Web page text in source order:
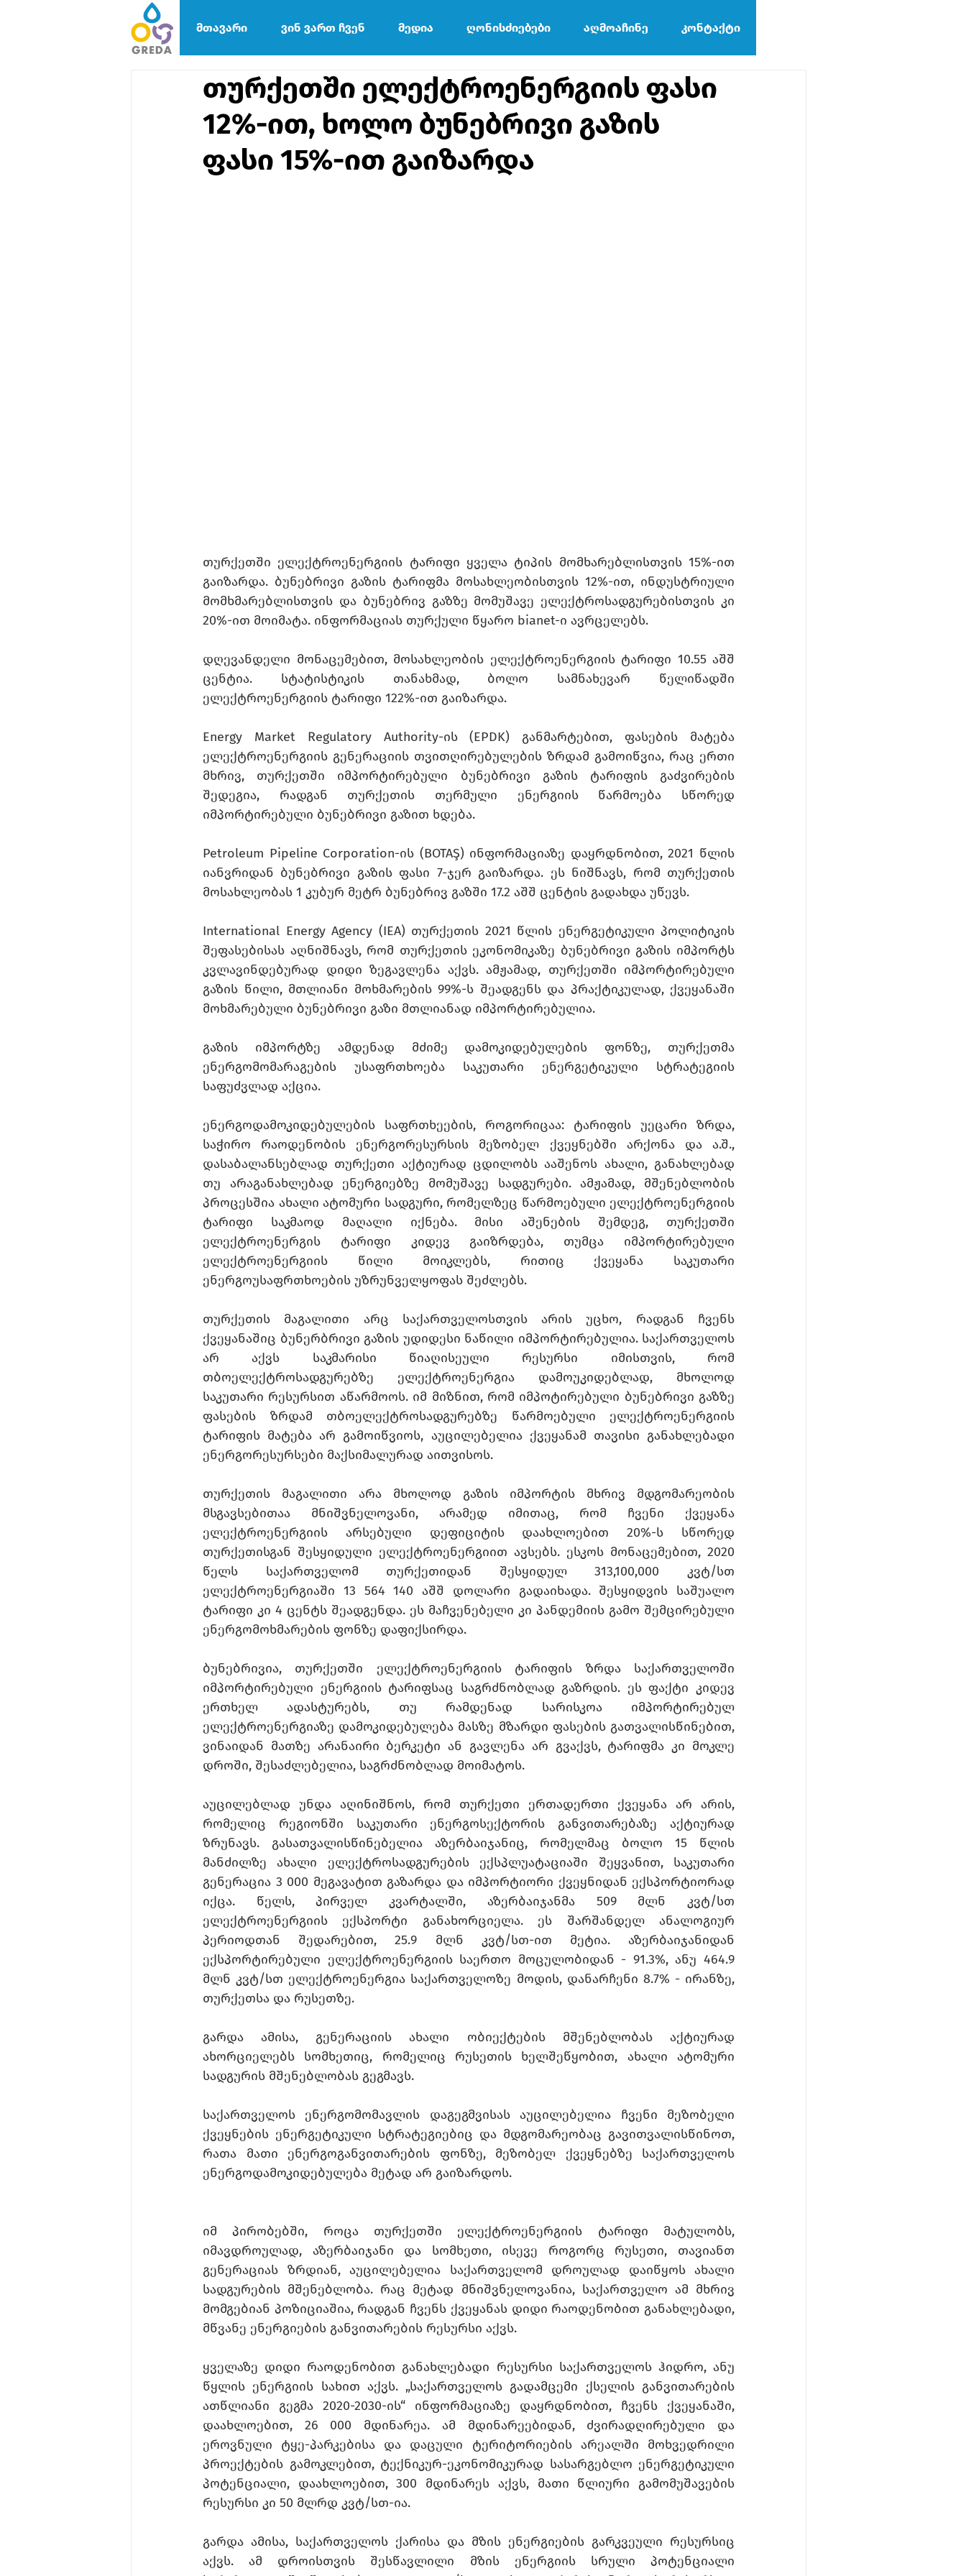
მთავარი ვინ ვართ ჩვენ მედია ღონისძიებები აღმოაჩინე კონტაქტი
თურქეთში ელექტროენერგიის ფასი
12%-ით, ხოლო ბუნებრივი გაზის
ფასი 15%-ით გაიზარდა
თურქეთში ელექტროენერგიის ტარიფი ყველა ტიპის მომხარებლისთვის 15%-ით
გაიზარდა. ბუნებრივი გაზის ტარიფმა მოსახლეობისთვის 12%-ით, ინდუსტრიული
მომხმარებლისთვის და ბუნებრივ გაზზე მომუშავე ელექტროსადგურებისთვის კი
20%-ით მოიმატა. ინფორმაციას თურქული წყარო bianet-ი ავრცელებს.
დღევანდელი მონაცემებით, მოსახლეობის ელექტროენერგიის ტარიფი 10.55 აშშ
ცენტია. სტატისტიკის თანახმად, ბოლო სამნახევარ წელიწადში
ელექტროენერგიის ტარიფი 122%-ით გაიზარდა.
Energy Market Regulatory Authority-ის (EPDK) განმარტებით, ფასების მატება
ელექტროენერგიის გენერაციის თვითღირებულების ზრდამ გამოიწვია, რაც ერთი
მხრივ, თურქეთში იმპორტირებული ბუნებრივი გაზის ტარიფის გაძვირების
შედეგია, რადგან თურქეთის თერმული ენერგიის წარმოება სწორედ
იმპორტირებული ბუნებრივი გაზით ხდება.
Petroleum Pipeline Corporation-ის (BOTAŞ) ინფორმაციაზე დაყრდნობით, 2021 წლის
იანვრიდან ბუნებრივი გაზის ფასი 7-ჯერ გაიზარდა. ეს ნიშნავს, რომ თურქეთის
მოსახლეობას 1 კუბურ მეტრ ბუნებრივ გაზში 17.2 აშშ ცენტის გადახდა უწევს.
International Energy Agency (IEA) თურქეთის 2021 წლის ენერგეტიკული პოლიტიკის
შეფასებისას აღნიშნავს, რომ თურქეთის ეკონომიკაზე ბუნებრივი გაზის იმპორტს
კვლავინდებურად დიდი ზეგავლენა აქვს. ამჟამად, თურქეთში იმპორტირებული
გაზის წილი, მთლიანი მოხმარების 99%-ს შეადგენს და პრაქტიკულად, ქვეყანაში
მოხმარებული ბუნებრივი გაზი მთლიანად იმპორტირებულია.
გაზის იმპორტზე ამდენად მძიმე დამოკიდებულების ფონზე, თურქეთმა
ენერგომომარაგების უსაფრთხოება საკუთარი ენერგეტიკული სტრატეგიის
საფუძვლად აქცია.
ენერგოდამოკიდებულების საფრთხეების, როგორიცაა: ტარიფის უეცარი ზრდა,
საჭირო რაოდენობის ენერგორესურსის მეზობელ ქვეყნებში არქონა და ა.შ.,
დასაბალანსებლად თურქეთი აქტიურად ცდილობს ააშენოს ახალი, განახლებად
თუ არაგანახლებად ენერგიებზე მომუშავე სადგურები. ამჟამად, მშენებლობის
პროცესშია ახალი ატომური სადგური, რომელზეც წარმოებული ელექტროენერგიის
ტარიფი საკმაოდ მაღალი იქნება. მისი აშენების შემდეგ, თურქეთში
ელექტროენერგის ტარიფი კიდევ გაიზრდება, თუმცა იმპორტირებული
ელექტროენერგიის წილი მოიკლებს, რითიც ქვეყანა საკუთარი
ენერგოუსაფრთხოების უზრუნველყოფას შეძლებს.
თურქეთის მაგალითი არც საქართველოსთვის არის უცხო, რადგან ჩვენს
ქვეყანაშიც ბუნერბრივი გაზის უდიდესი ნაწილი იმპორტირებულია. საქართველოს
არ აქვს საკმარისი წიაღისეული რესურსი იმისთვის, რომ
თბოელექტროსადგურებზე ელექტროენერგია დამოუკიდებლად, მხოლოდ
საკუთარი რესურსით აწარმოოს. იმ მიზნით, რომ იმპოტირებული ბუნებრივი გაზზე
ფასების ზრდამ თბოელექტროსადგურებზე წარმოებული ელექტროენერგიის
ტარიფის მატება არ გამოიწვიოს, აუცილებელია ქვეყანამ თავისი განახლებადი
ენერგორესურსები მაქსიმალურად აითვისოს.
თურქეთის მაგალითი არა მხოლოდ გაზის იმპორტის მხრივ მდგომარეობის
მსგავსებითაა მნიშვნელოვანი, არამედ იმითაც, რომ ჩვენი ქვეყანა
ელექტროენერგიის არსებული დეფიციტის დაახლოებით 20%-ს სწორედ
თურქეთისგან შესყიდული ელექტროენერგიით ავსებს. ესკოს მონაცემებით, 2020
წელს საქართველომ თურქეთიდან შესყიდულ 313,100,000 კვტ/სთ
ელექტროენერგიაში 13 564 140 აშშ დოლარი გადაიხადა. შესყიდვის საშუალო
ტარიფი კი 4 ცენტს შეადგენდა. ეს მაჩვენებელი კი პანდემიის გამო შემცირებული
ენერგომოხმარების ფონზე დაფიქსირდა.
ბუნებრივია, თურქეთში ელექტროენერგიის ტარიფის ზრდა საქართველოში
იმპორტირებული ენერგიის ტარიფსაც საგრძნობლად გაზრდის. ეს ფაქტი კიდევ
ერთხელ ადასტურებს, თუ რამდენად სარისკოა იმპორტირებულ
ელექტროენერგიაზე დამოკიდებულება მასზე მზარდი ფასების გათვალისწინებით,
ვინაიდან მათზე არანაირი ბერკეტი ან გავლენა არ გვაქვს, ტარიფმა კი მოკლე
დროში, შესაძლებელია, საგრძნობლად მოიმატოს.
აუცილებლად უნდა აღინიშნოს, რომ თურქეთი ერთადერთი ქვეყანა არ არის,
რომელიც რეგიონში საკუთარი ენერგოსექტორის განვითარებაზე აქტიურად
ზრუნავს. გასათვალისწინებელია აზერბაიჯანიც, რომელმაც ბოლო 15 წლის
მანძილზე ახალი ელექტროსადგურების ექსპლუატაციაში შეყვანით, საკუთარი
გენერაცია 3 000 მეგავატით გაზარდა და იმპორტიორი ქვეყნიდან ექსპორტიორად
იქცა. წელს, პირველ კვარტალში, აზერბაიჯანმა 509 მლნ კვტ/სთ
ელექტროენერგიის ექსპორტი განახორციელა. ეს შარშანდელ ანალოგიურ
პერიოდთან შედარებით, 25.9 მლნ კვტ/სთ-ით მეტია. აზერბაიჯანიდან
ექსპორტირებული ელექტროენერგიის საერთო მოცულობიდან - 91.3%, ანუ 464.9
მლნ კვტ/სთ ელექტროენერგია საქართველოზე მოდის, დანარჩენი 8.7% - ირანზე,
თურქეთსა და რუსეთზე.
გარდა ამისა, გენერაციის ახალი ობიექტების მშენებლობას აქტიურად
ახორციელებს სომხეთიც, რომელიც რუსეთის ხელშეწყობით, ახალი ატომური
სადგურის მშენებლობას გეგმავს.
საქართველოს ენერგომომავლის დაგეგმვისას აუცილებელია ჩვენი მეზობელი
ქვეყნების ენერგეტიკული სტრატეგიებიც და მდგომარეობაც გავითვალისწინოთ,
რათა მათი ენერგოგანვითარების ფონზე, მეზობელ ქვეყნებზე საქართველოს
ენერგოდამოკიდებულება მეტად არ გაიზარდოს.
იმ პირობებში, როცა თურქეთში ელექტროენერგიის ტარიფი მატულობს,
იმავდროულად, აზერბაიჯანი და სომხეთი, ისევე როგორც რუსეთი, თავიანთ
გენერაციას ზრდიან, აუცილებელია საქართველომ დროულად დაიწყოს ახალი
სადგურების მშენებლობა. რაც მეტად მნიშვნელოვანია, საქართველო ამ მხრივ
მომგებიან პოზიციაშია, რადგან ჩვენს ქვეყანას დიდი რაოდენობით განახლებადი,
მწვანე ენერგიების განვითარების რესურსი აქვს.
ყველაზე დიდი რაოდენობით განახლებადი რესურსი საქართველოს ჰიდრო, ანუ
წყლის ენერგიის სახით აქვს. „საქართველოს გადამცემი ქსელის განვითარების
ათწლიანი გეგმა 2020-2030-ის“ ინფორმაციაზე დაყრდნობით, ჩვენს ქვეყანაში,
დაახლოებით, 26 000 მდინარეა. ამ მდინარეებიდან, ძვირადღირებული და
ეროვნული ტყე-პარკებისა და დაცული ტერიტორიების არეალში მოხვედრილი
პროექტების გამოკლებით, ტექნიკურ-ეკონომიკურად სასარგებლო ენერგეტიკული
პოტენციალი, დაახლოებით, 300 მდინარეს აქვს, მათი წლიური გამომუშავების
რესურსი კი 50 მლრდ კვტ/სთ-ია.
გარდა ამისა, საქართველოს ქარისა და მზის ენერგიების გარკვეული რესურსიც
აქვს. ამ დროისთვის შესწავლილი მზის ენერგიის სრული პოტენციალი